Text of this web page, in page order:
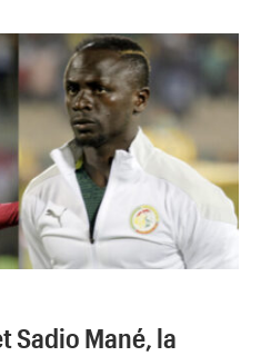
Sadio Mané, la